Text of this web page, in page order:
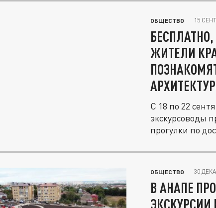
ОБЩЕСТВО 15
ЖИТЕЛИ
С 18 по 22
экскурсоводы
прогулки по
ОБЩЕСТВО 30
В АНАПЕ
ЭКСКУРСИИ